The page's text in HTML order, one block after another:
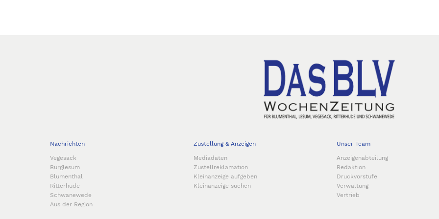
Nachrichten
Vegesack
Burglesum
Blumenthal
Ritterhude
Schwanewede
Aus der Region
Zustellung & Anzeigen
Mediadaten
Zustellreklamation
Kleinanzeige aufgeben
Kleinanzeige suchen
Unser Team
Anzeigenabteilung
Redaktion
Druckvorstufe
Verwaltung
Vertrieb